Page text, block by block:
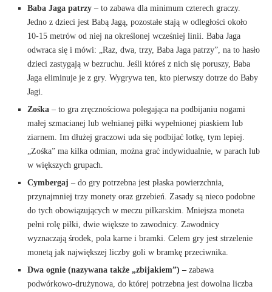
Baba Jaga patrzy – to zabawa dla minimum czterech graczy.
Jedno z dzieci jest Babą Jagą, pozostałe stają w odległości około
10-15 metrów od niej na określonej wcześniej linii. Baba Jaga
odwraca się i mówi: „Raz, dwa, trzy, Baba Jaga patrzy”, na to hasło
dzieci zastygają w bezruchu. Jeśli któreś z nich się poruszy, Baba
Jaga eliminuje je z gry. Wygrywa ten, kto pierwszy dotrze do Baby
Jagi.
Zośka – to gra zręcznościowa polegająca na podbijaniu nogami
małej szmacianej lub wełnianej piłki wypełnionej piaskiem lub
ziarnem. Im dłużej graczowi uda się podbijać lotkę, tym lepiej.
„Zośka” ma kilka odmian, można grać indywidualnie, w parach lub
w większych grupach.
Cymbergaj – do gry potrzebna jest płaska powierzchnia,
przynajmniej trzy monety oraz grzebień. Zasady są nieco podobne
do tych obowiązujących w meczu piłkarskim. Mniejsza moneta
pełni rolę piłki, dwie większe to zawodnicy. Zawodnicy
wyznaczają środek, pola karne i bramki. Celem gry jest strzelenie
monetą jak największej liczby goli w bramkę przeciwnika.
Dwa ognie (nazywana także „zbijakiem”) – zabawa
podwórkowo-drużynowa, do której potrzebna jest dowolna liczba